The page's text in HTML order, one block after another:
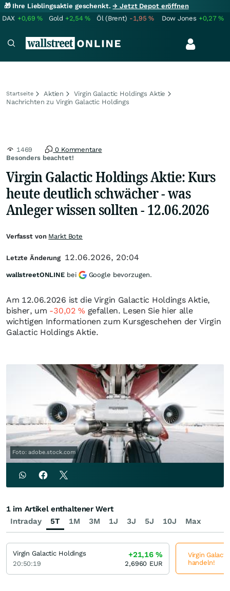
🎁 Ihre Lieblingsaktie geschenkt.→ Jetzt Depot eröffnen
DAX +0,69% Gold +2,54% Öl (Brent) -1,95% Dow Jones +0,27%
Startseite Aktien
Virgin Galactic Holdings Aktie
Nachrichten zu Virgin Galactic Holdings
Besonders beachtet!
1469 0 Kommentare
Virgin Galactic Holdings Aktie: Kurs
heute deutlich schwächer - was
Anleger wissen sollten - 12.06.2026
Am 12.06.2026 ist die Virgin Galactic Holdings Aktie,
bisher, um -30,02% gefallen. Lesen Sie hier alle
wichtigen Informationen zum Kursgeschehen der Virgin
Galactic Holdings Aktie.
Foto: adobe.stock.com
Verfasst von Markt Bote
Letzte Änderung 12.06.2026, 20:04
wallstreetONLINE bei Google bevorzugen.
Intraday 5T 1M 3M 1J 3J 5J 10J Max
1 im Artikel enthaltener Wert
Virgin Galactic Holdings
20:50:19
+21,16%
2,6960 EUR
Virgin
handeln!